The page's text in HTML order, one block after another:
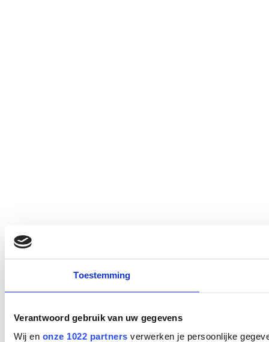
Toestemming
Verantwoord gebruik van uw gegevens
Wij en onze 1022 partners verwerken je persoonlijke